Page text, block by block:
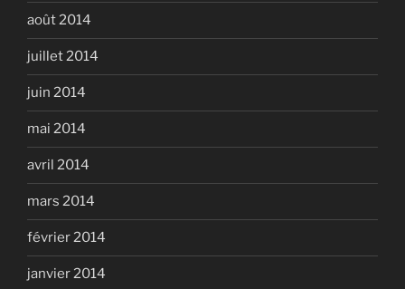
août 2014
juillet 2014
juin 2014
mai 2014
avril 2014
mars 2014
février 2014
janvier 2014